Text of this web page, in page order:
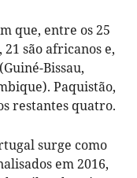
que, entre os 25
são africanos e,
Bissau,
Paquistão,
restantes quatro.
surge como
em 2016,